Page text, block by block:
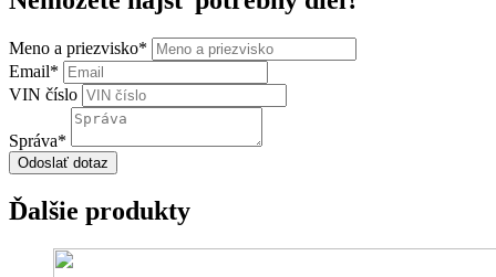
Meno a priezvisko*
Email*
VIN číslo
Správa*
Odoslať dotaz
Ďalšie produkty